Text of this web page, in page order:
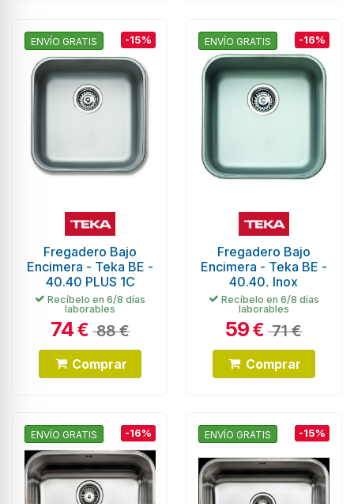
ENVÍO GRATIS -15%
Fregadero Bajo
Encimera - Teka BE -
40.40 PLUS 1C
Recíbelo en 6/8 días
laborables
74€ 88 €
Comprar
ENVÍO GRATIS -16%
Fregadero Bajo
Encimera - Teka BE -
40.40, Inox
Recíbelo en 6/8 días
laborables
59€ 71 €
Comprar
ENVÍO GRATIS -16% ENVÍO GRATIS -15%